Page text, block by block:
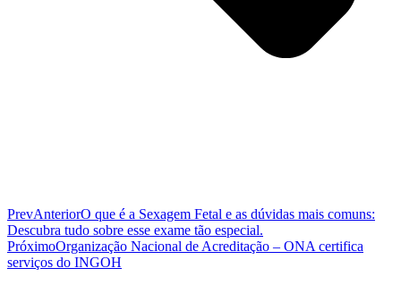
PrevAnteriorO que é a Sexagem Fetal e as dúvidas mais comuns:
Descubra tudo sobre esse exame tão especial.
PróximoOrganização Nacional de Acreditação – ONA certifica
serviços do INGOH